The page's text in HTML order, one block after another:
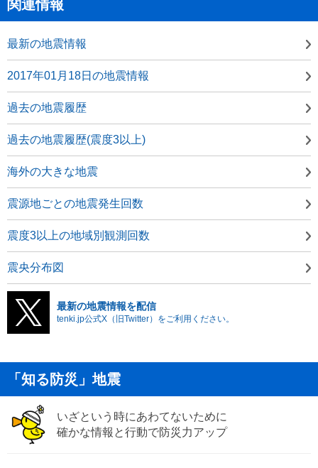
関連情報
最新の地震情報
2017年01月18日の地震情報
過去の地震履歴
過去の地震履歴(震度3以上)
海外の大きな地震
震源地ごとの地震発生回数
震度3以上の地域別観測回数
震央分布図
最新の地震情報を配信
tenki.jp公式X（旧Twitter）をご利用ください。
「知る防災」地震
いざという時にあわてないために
確かな情報と行動で防災力アップ